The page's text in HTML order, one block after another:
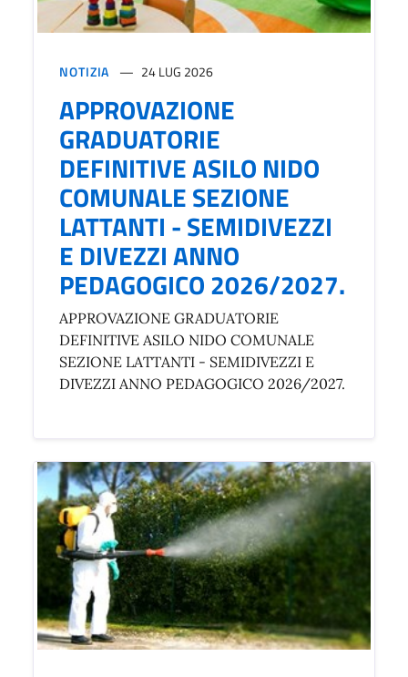
NOTIZIA 24 LUG 2026
APPROVAZIONE
GRADUATORIE
DEFINITIVE ASILO NIDO
COMUNALE SEZIONE
LATTANTI - SEMIDIVEZZI
E DIVEZZI ANNO
PEDAGOGICO 2026/2027.
APPROVAZIONE GRADUATORIE
DEFINITIVE ASILO NIDO COMUNALE
SEZIONE LATTANTI - SEMIDIVEZZI E
DIVEZZI ANNO PEDAGOGICO 2026/2027.